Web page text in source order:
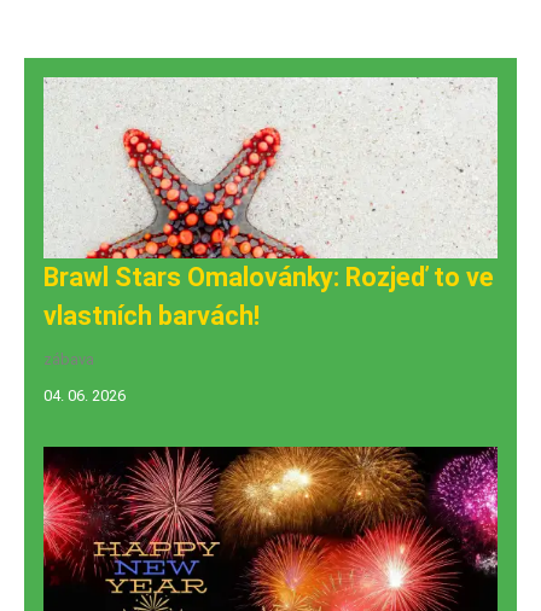
Brawl Stars Omalovánky: Rozjeď to ve
vlastních barvách!
zábava
04. 06. 2026